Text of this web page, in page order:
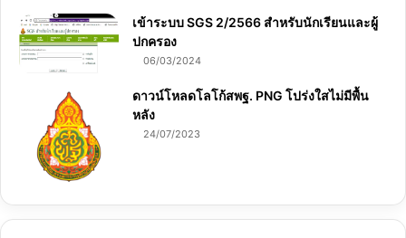
เข้าระบบ SGS 2/2566 สำหรับนักเรียนและผู้
ปกครอง
06/03/2024
ดาวน์โหลดโลโก้สพฐ. PNG โปร่งใสไม่มีพื้น
หลัง
24/07/2023